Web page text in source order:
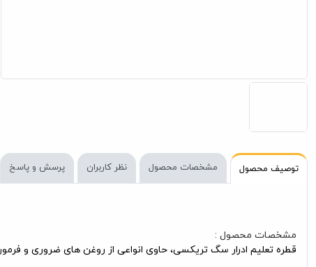
توصیف محصول مشخصات محصول نظر کاربران پرسش و پاسخ
مشخصات محصول :
قطره تعلیم ادرار سگ تریکسی، حاوی انواعی از روغن های ضروری و